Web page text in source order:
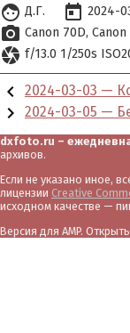
face Д.Г. today 2024-
photo_camera Canon 70D Canon
camera f/13.0 1/250s
chevron_left 2024-03-03 —
chevron_right 2024-03-05 —
dxfoto.ru –
архивов.
Если не указано иное,
лицензии Creative
исходном качестве —
Версия для AMP. Открыть